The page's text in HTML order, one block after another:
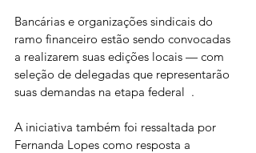
Bancárias e organizações sindicais do
ramo financeiro estão sendo convocadas
a realizarem suas edições locais — com
seleção de delegadas que representarão
suas demandas na etapa federal  .
A iniciativa também foi ressaltada por
Fernanda Lopes como resposta a